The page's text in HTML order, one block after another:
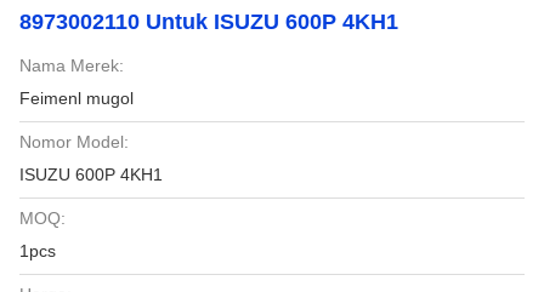
8973002110 Untuk ISUZU 600P 4KH1
Nama Merek:
Feimenl mugol
Nomor Model:
ISUZU 600P 4KH1
MOQ:
1pcs